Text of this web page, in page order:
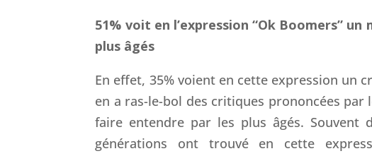
51% voit en l’expression “Ok Boomers”
plus âgés
En effet, 35% voient en cette expression un
en a ras-le-bol des critiques prononcées par
faire entendre par les plus âgés. Souvent
générations ont trouvé en cette